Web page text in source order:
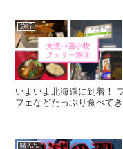
旅行
いよいよ北海道に到着！
フェなどたっぷり食べて
購入品